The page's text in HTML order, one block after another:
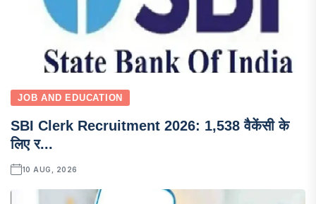
JOB AND EDUCATION
SBI Clerk Recruitment 2026: 1,538 वैकेंसी के
लिए र...
10 AUG, 2026